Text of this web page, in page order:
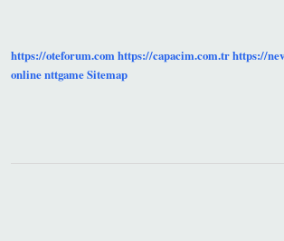
https://oteforum.comhttps://capacim.com.trhttps://
onlinenttgameSitemap